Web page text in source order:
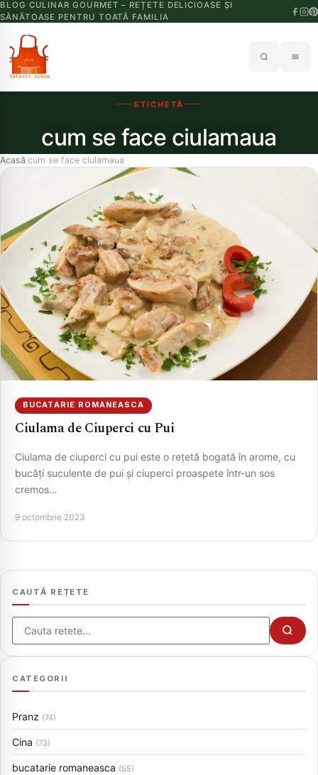
BLOG CULINAR GOURMET – REȚETE DELICIOASE ȘI
SĂNĂTOASE PENTRU TOATĂ FAMILIA
ETICHETĂ
cum se face ciulamaua
Acasă›cum se face ciulamaua
BUCATARIE ROMANEASCA
Ciulama de Ciuperci cu Pui
Ciulama de ciuperci cu pui este o rețetă bogată în arome, cu
bucăți suculente de pui și ciuperci proaspete într-un sos
cremos…
9 octombrie 2023
CAUTĂ REȚETE
Cauta
CATEGORII
Pranz (74)
Cina (73)
bucatarie romaneasca (55)